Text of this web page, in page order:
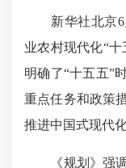
新华社北京6
业农村现代化“十
明确了“十五五”
重点任务和政策
推进中国式现代化
《规划》强调